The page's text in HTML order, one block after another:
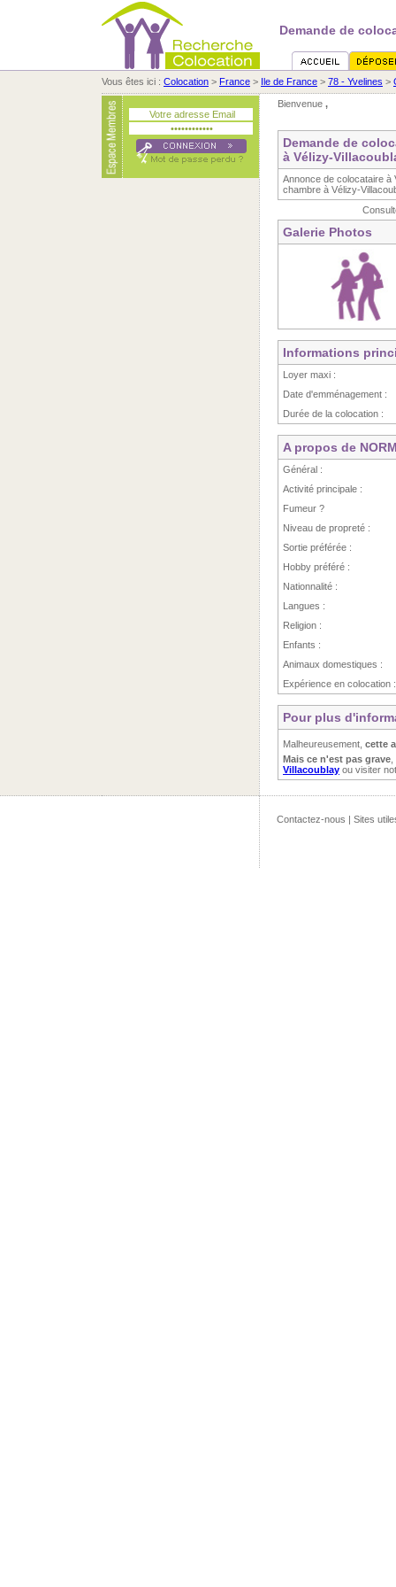
Demande de
Vous êtes ici : Colocation > France > Ile de France > 78 - Yvelines >
Bienvenue ,
Demande de
à Vélizy-
Annonce de colocataire à
chambre à Vélizy-
Galerie Photos
Informations
Loyer maxi :
Date d'emménagement :
Durée de la colocation :
A propos de
Général :
Activité principale :
Fumeur ?
Niveau de propreté :
Sortie préférée :
Hobby préféré :
Nationnalité :
Langues :
Religion :
Enfants :
Animaux domestiques :
Expérience en colocation :
Pour plus
Malheureusement, cette
Mais ce n'est pas grave
Villacoublay ou visiter
Contactez-nous | Sites